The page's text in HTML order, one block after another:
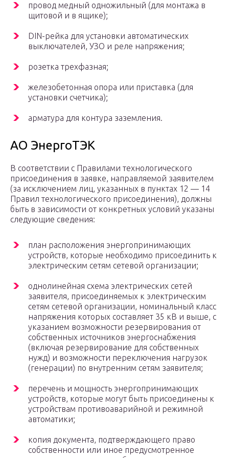
провод медный одножильный (для монтажа в
щитовой и в ящике);
DIN-рейка для установки автоматических
выключателей, УЗО и реле напряжения;
розетка трехфазная;
железобетонная опора или приставка (для
установки счетчика);
арматура для контура заземления.
АО ЭнергоТЭК
В соответствии с Правилами технологического
присоединения в заявке, направляемой заявителем
(за исключением лиц, указанных в пунктах 12 — 14
Правил технологического присоединения), должны
быть в зависимости от конкретных условий указаны
следующие сведения:
план расположения энергопринимающих
устройств, которые необходимо присоединить к
электрическим сетям сетевой организации;
однолинейная схема электрических сетей
заявителя, присоединяемых к электрическим
сетям сетевой организации, номинальный класс
напряжения которых составляет 35 кВ и выше, с
указанием возможности резервирования от
собственных источников энергоснабжения
(включая резервирование для собственных
нужд) и возможности переключения нагрузок
(генерации) по внутренним сетям заявителя;
перечень и мощность энергопринимающих
устройств, которые могут быть присоединены к
устройствам противоаварийной и режимной
автоматики;
копия документа, подтверждающего право
собственности или иное предусмотренное